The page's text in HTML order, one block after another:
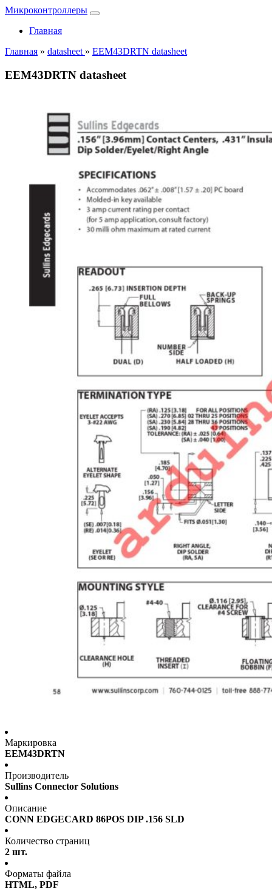
Микроконтроллеры
Главная
Главная » datasheet » EEM43DRTN datasheet
EEM43DRTN datasheet
Маркировка
EEM43DRTN
Производитель
Sullins Connector Solutions
Описание
CONN EDGECARD 86POS DIP .156 SLD
Количество страниц
2 шт.
Форматы файла
HTML, PDF